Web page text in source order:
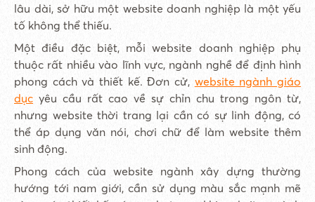
lâu dài, sở hữu một website doanh nghiệp là một yếu
tố không thể thiếu.
Một điều đặc biệt, mỗi website doanh nghiệp phụ
thuộc rất nhiều vào lĩnh vực, ngành nghề để định hình
phong cách và thiết kế. Đơn cử, website ngành giáo
dục yêu cầu rất cao về sự chỉn chu trong ngôn từ,
nhưng website thời trang lại cần có sự linh động, có
thể áp dụng văn nói, chơi chữ để làm website thêm
sinh động.
Phong cách của website ngành xây dựng thường
hướng tới nam giới, cần sử dụng màu sắc mạnh mẽ